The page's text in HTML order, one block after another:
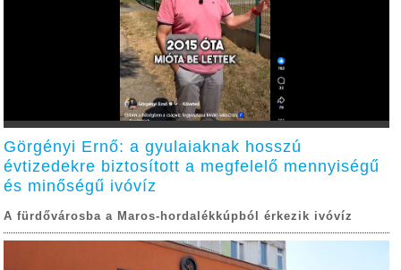
Görgényi Ernő: a gyulaiaknak hosszú
évtizedekre biztosított a megfelelő mennyiségű
és minőségű ivóvíz
A fürdővárosba a Maros-hordalékkúpból érkezik ivóvíz